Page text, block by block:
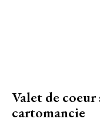
Valet de
cartomancie